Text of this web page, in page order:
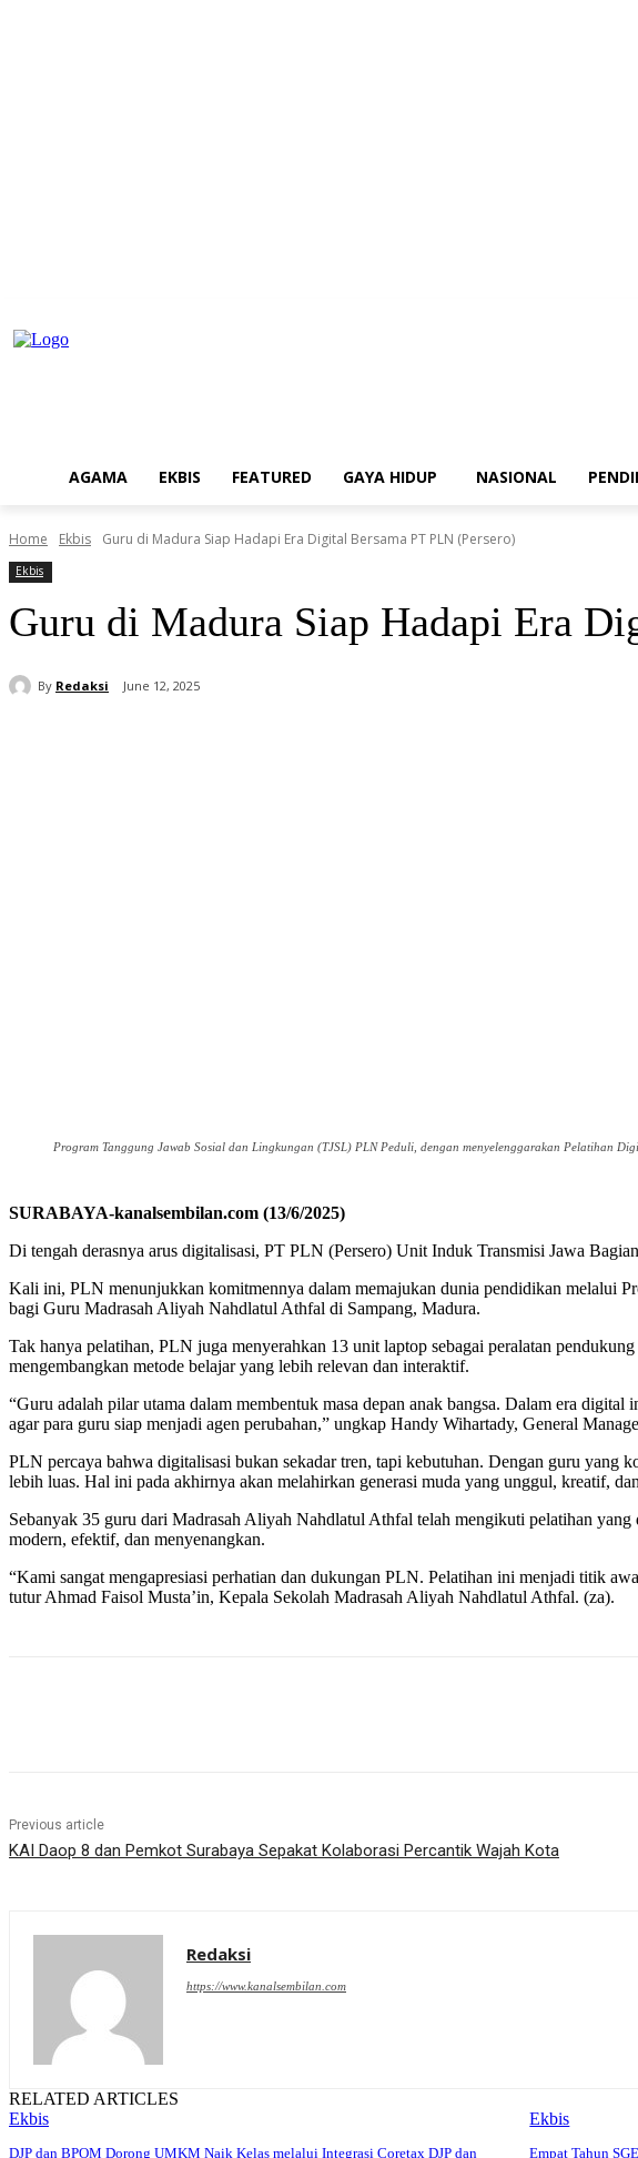
AGAMA EKBIS FEATURED GAYA HIDUP NASIONAL
Home Ekbis Guru di Madura Siap Hadapi Era Digital Bersama PT PLN (Persero)
Ekbis
Guru di Madura Siap Hadapi Era
By Redaksi June 12, 2025
Program Tanggung Jawab Sosial dan Lingkungan (TJSL) PLN Peduli, dengan menyelenggarakan Pelatihan
SURABAYA-kanalsembilan.com (13/6/2025)
Di tengah derasnya arus digitalisasi, PT PLN (Persero) Unit Induk Transmisi Jawa
Kali ini, PLN menunjukkan komitmennya dalam memajukan dunia pendidikan melalui
bagi Guru Madrasah Aliyah Nahdlatul Athfal di Sampang, Madura.
Tak hanya pelatihan, PLN juga menyerahkan 13 unit laptop sebagai peralatan
mengembangkan metode belajar yang lebih relevan dan interaktif.
“Guru adalah pilar utama dalam membentuk masa depan anak bangsa. Dalam era
agar para guru siap menjadi agen perubahan,” ungkap Handy Wihartady, General
PLN percaya bahwa digitalisasi bukan sekadar tren, tapi kebutuhan. Dengan guru yang
lebih luas. Hal ini pada akhirnya akan melahirkan generasi muda yang unggul, kreatif,
Sebanyak 35 guru dari Madrasah Aliyah Nahdlatul Athfal telah mengikuti pelatihan
modern, efektif, dan menyenangkan.
“Kami sangat mengapresiasi perhatian dan dukungan PLN. Pelatihan ini menjadi titik
tutur Ahmad Faisol Musta’in, Kepala Sekolah Madrasah Aliyah Nahdlatul Athfal. (za).
Previous article
KAI Daop 8 dan Pemkot Surabaya Sepakat Kolaborasi Percantik Wajah Kota
Redaksi
https://www.kanalsembilan.com
RELATED ARTICLES
Ekbis
DJP dan BPOM Dorong UMKM Naik Kelas melalui Integrasi Coretax DJP dan
Ekbis
Empat Tahun